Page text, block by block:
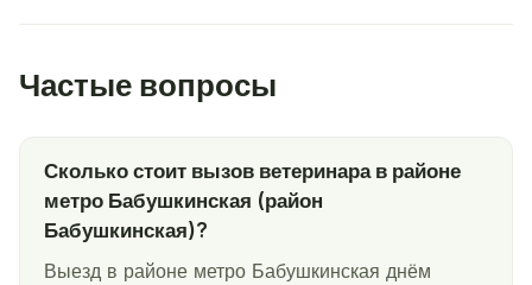
Частые вопросы
Сколько стоит вызов ветеринара в районе
метро Бабушкинская (район
Бабушкинская)?
Выезд в районе метро Бабушкинская днём